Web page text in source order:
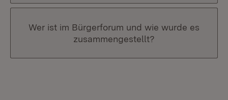
Wer ist im Bürgerforum und wie wurde es
zusammengestellt?